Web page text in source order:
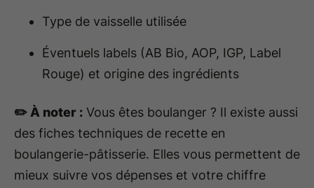
Type de vaisselle utilisée
Éventuels labels (AB Bio, AOP, IGP, Label
Rouge) et origine des ingrédients
✏️ À noter : Vous êtes boulanger ? Il existe aussi
des fiches techniques de recette en
boulangerie-pâtisserie. Elles vous permettent de
mieux suivre vos dépenses et votre chiffre